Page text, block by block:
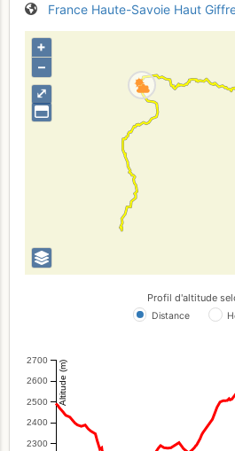
France Haute-Savoie Haut
⤢
+
–
Profil d'altitude
Distance
2300
2400
2500
2600
2700 Altitude (m)